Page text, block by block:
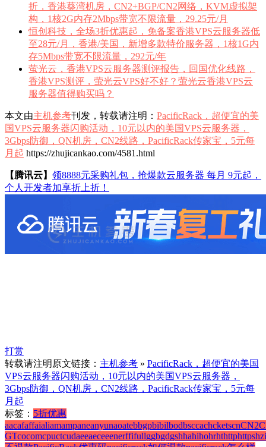
折，香港葵湾机房，CN2+BGP/CN2网络，KVM虚拟架
构，1核2G内存2Mbps带宽不限流量，29.25元/月
恒创科技，全场3折优惠起，免备案香港VPS云服务器低
至28元/月，香港/美国，新增多款特价服务器，1核1G内
存5Mbps带宽不限流量，292元/年
萤光云，香港VPS云服务器测评报告，回国优化线路，
香港VPS测评，萤光云VPS好不好？萤光云香港VPS云
服务器值得购买吗？
本文由主机参考刊发，转载请注明： PacificRack，超便宜的美
国VPS云服务器闪购活动，10元以内的美国VPS云服务器，
3Gbps防御，QN机房，CN2线路，PacificRack传家宝，5元每
月起 https://zhujicankao.com/4581.html
【腾讯云】 领8888元采购礼包，抢爆款云服务器 每月 9元起，
个人开发者加享折上折！
打赏
转载请注明原文链接： 主机参考 » PacificRack，超便宜的美国
VPS云服务器闪购活动，10元以内的美国VPS云服务器，
3Gbps防御，QN机房，CN2线路，PacificRack传家宝，5元每
月起
标签： 5折优惠
aacafaffaialiamampaneanyunaoatebbgpbibilbodbsccachcketscnCN2
GTcocomcpuctcudaeeaeceeenerffifullggbgdgshhahihohrhthttphttpshz